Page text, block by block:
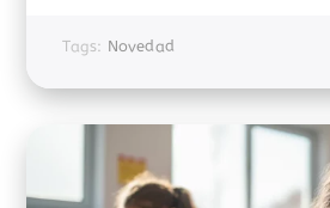
Tags: Novedad